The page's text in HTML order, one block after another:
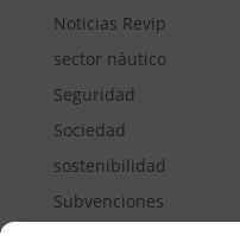
Noticias Revip
sector náutico
Seguridad
Sociedad
sostenibilidad
Subvenciones